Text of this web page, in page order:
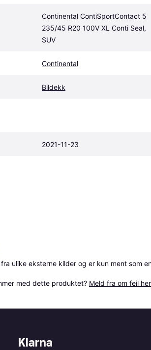
Continental ContiSportContact 5
235/45 R20 100V XL Conti Seal,
SUV
Continental
Bildekk
2021-11-23
ulike eksterne kilder og er kun ment som
med dette produktet? Meld fra om feil her
Klarna